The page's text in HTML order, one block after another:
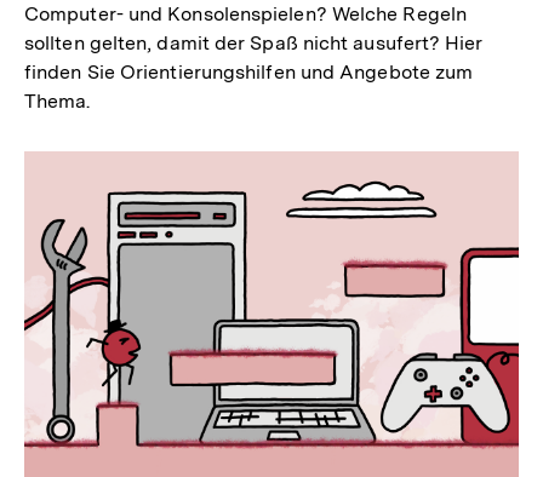
Computer- und Konsolenspielen? Welche Regeln
sollten gelten, damit der Spaß nicht ausufert? Hier
finden Sie Orientierungshilfen und Angebote zum
Thema.